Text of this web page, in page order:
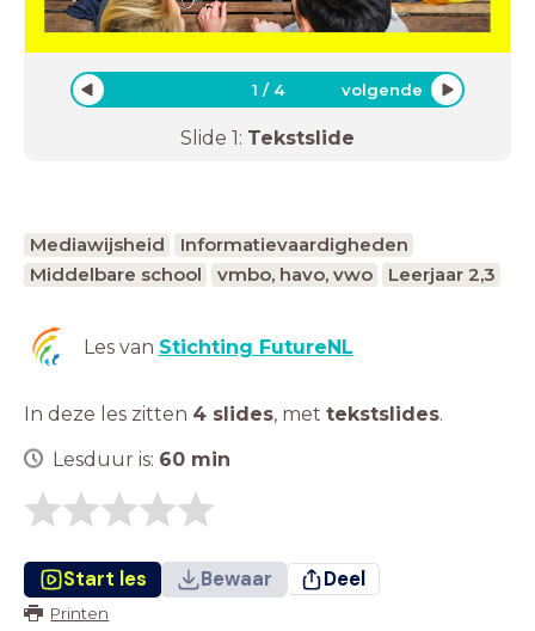
1 / 4 volgende
Slide 1: Tekstslide
Mediawijsheid
Informatievaardigheden
Middelbare school
vmbo, havo, vwo Leerjaar 2,3
Les van Stichting FutureNL
In deze les zitten 4 slides, met tekstslides.
Lesduur is: 60 min
Start les Bewaar Deel
Printen